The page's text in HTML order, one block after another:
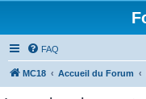
FAQ
MC18 Accueil du Forum